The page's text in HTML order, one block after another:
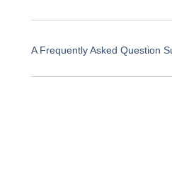
A Frequently Asked Question